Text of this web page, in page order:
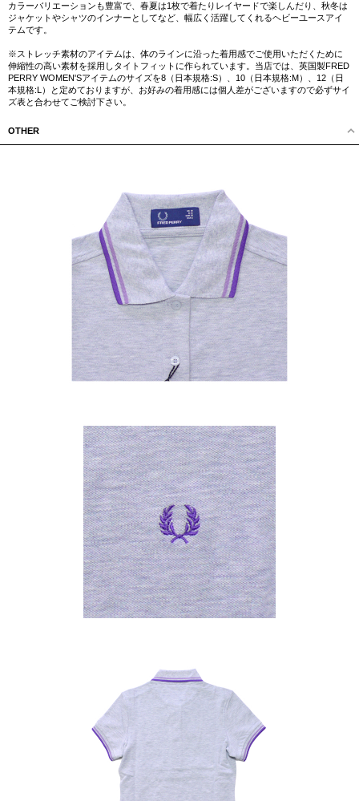
カラーバリエーションも豊富で、春夏は1枚で着たりレイヤードで楽しんだり、秋冬は
ジャケットやシャツのインナーとしてなど、幅広く活躍してくれるヘビーユースアイ
テムです。
※ストレッチ素材のアイテムは、体のラインに沿った着用感でご使用いただくために
伸縮性の高い素材を採用しタイトフィットに作られています。当店では、英国製FRED
PERRY WOMEN'Sアイテムのサイズを8（日本規格:S）、10（日本規格:M）、12（日
本規格:L）と定めておりますが、お好みの着用感には個人差がございますので必ずサイ
ズ表と合わせてご検討下さい。
OTHER